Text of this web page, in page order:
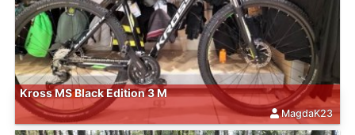
Kross MS Black Edition 3 M
MagdaK23